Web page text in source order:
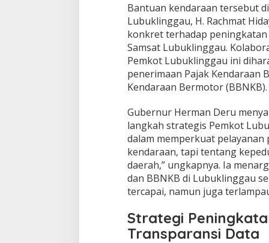
Bantuan kendaraan tersebut
Lubuklinggau, H. Rachmat
konkret terhadap peningkatan
Samsat Lubuklinggau.
Pemkot Lubuklinggau ini
penerimaan Pajak Kendaraan
Kendaraan Bermotor (BBNKB).
Gubernur Herman Deru
langkah strategis Pemkot
dalam memperkuat
kendaraan, tapi tentang
daerah,” ungkapnya. Ia
dan BBNKB di Lubuklinggau
tercapai, namun juga
Strategi
Transparansi Data